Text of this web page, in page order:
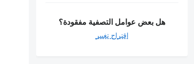
هل بعض عوامل التصفية مفقودة؟
اقتراح تغيير